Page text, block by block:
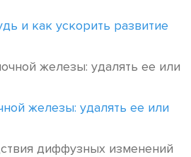
и как ускорить развитие
железы: удалять ее или